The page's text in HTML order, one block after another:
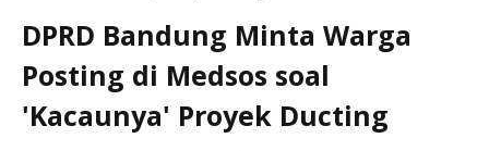
DPRD Bandung Minta Warga
Posting di Medsos soal
'Kacaunya' Proyek Ducting